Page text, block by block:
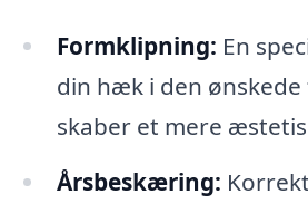
Formklipning: En
din hæk i den
skaber et mere
Årsbeskæring: